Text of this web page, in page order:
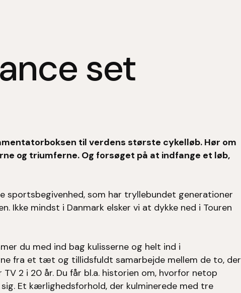
set
til verdens største cykelløb. Hør om
og triumferne. Og forsøget på at indfange et løb,
sportsbegivenhed, som har tryllebundet generationer
Ikke mindst i Danmark elsker vi at dykke ned i Touren
du med ind bag kulisserne og helt ind i
fra et tæt og tillidsfuldt samarbejde mellem de to, der
2 i 20 år. Du får bl.a. historien om, hvorfor netop
Et kærlighedsforhold, der kulminerede med tre